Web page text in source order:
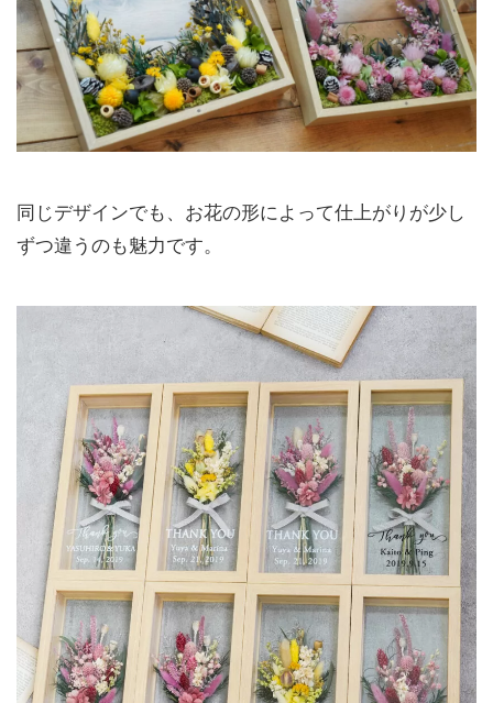
同じデザインでも、お花の形によって仕上がりが少し
ずつ違うのも魅力です。